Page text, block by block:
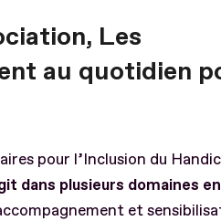
Les
au quotidien
pour l’Inclusion du
dans plusieurs domaines
et